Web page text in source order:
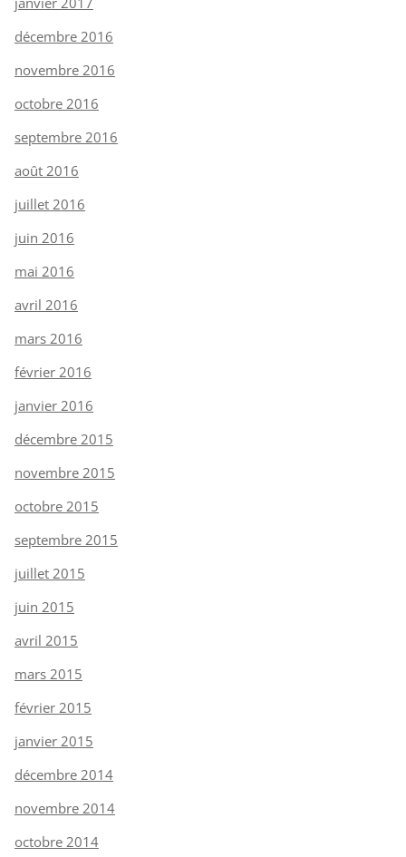
décembre 2016
novembre 2016
octobre 2016
septembre 2016
août 2016
juillet 2016
juin 2016
mai 2016
avril 2016
mars 2016
février 2016
janvier 2016
décembre 2015
novembre 2015
octobre 2015
septembre 2015
juillet 2015
juin 2015
avril 2015
mars 2015
février 2015
janvier 2015
décembre 2014
novembre 2014
octobre 2014